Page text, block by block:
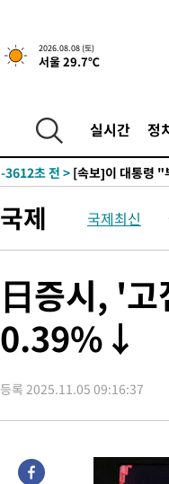
2026.08.08 (토)
서울 29.7℃
실시간 정
5시간 전 >[속보]규제합리화위
-8301초 전 >
미 사업체 일자
향수정 (2보)
-7749초 전 >
↓
-3612초 전 > [속보]이 대통령 "
드는 임시"
1시간 전 >
"낮 기온 소폭 하락
1시간 전 >[속보]이 대통령, '호
수도
2시간 전 >낮 최고 37도 찜통더
2시간 전 >SK하이닉스, 용인·
3시간 전 >여자배구 이재영·이
3시간 전 >[속보]코스닥, 2.86
3시간 전 >[속보]코스피, 6200
3시간 전 >
[속보] 노원서 40.1
국제 국제최신
日증시, '
0.39%↓
등록 2025.11.05 09:16:37